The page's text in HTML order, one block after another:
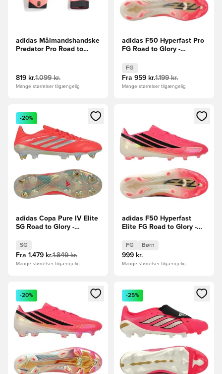
adidas Målmandshandske
Predator Pro Road to
819 kr.1.099 kr.
Mange størrelser tilgængelig
adidas F50 Hyperfast Pro
FG Road to Glory -
FG
Fra 959 kr.1.199 kr.
Mange størrelser tilgængelig
Åbner en Modal til at logge ind eller tilmelde dig som
-20%
adidas Copa Pure IV Elite
SG Road to Glory -
SG
Fra 1.479 kr.1.849 kr.
Mange størrelser tilgængelig
Åbner en Modal til at logge
adidas F50 Hyperfast
Elite FG Road to Glory -
FG Børn
999 kr.
Mange størrelser tilgængelig
Åbner en Modal til at logge ind eller tilmelde dig som
-20%
Åbner en Modal til at logge
-25%